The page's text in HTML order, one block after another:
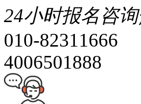
24小时报名咨
010-82311666
4006501888